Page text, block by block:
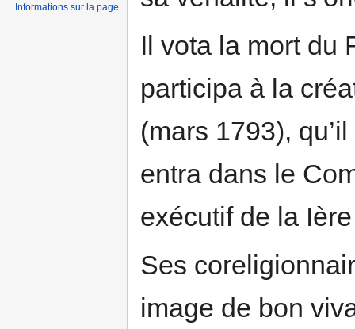
Il vota la mort du
participa à la
(mars 1793),
entra dans le
exécutif de la
Ses
image de bon
Informations sur la page